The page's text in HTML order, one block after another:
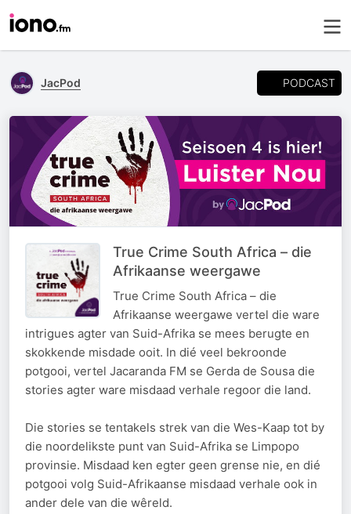
JacPod PODCAST
True Crime South Africa – die
Afrikaanse weergawe
True Crime South Africa – die
Afrikaanse weergawe vertel die ware
intrigues agter van Suid-Afrika se mees berugte en
skokkende misdade ooit. In dié veel bekroonde
potgooi, vertel Jacaranda FM se Gerda de Sousa die
stories agter ware misdaad verhale regoor die land.
Die stories se tentakels strek van die Wes-Kaap tot by
die noordelikste punt van Suid-Afrika se Limpopo
provinsie. Misdaad ken egter geen grense nie, en dié
potgooi volg Suid-Afrikaanse misdaad verhale ook in
ander dele van die wêreld.